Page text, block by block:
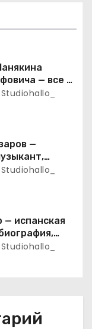
— все о
России!
Studiohallo_
—
продюсер —
Studiohallo_
— испанская
факты,
Studiohallo_